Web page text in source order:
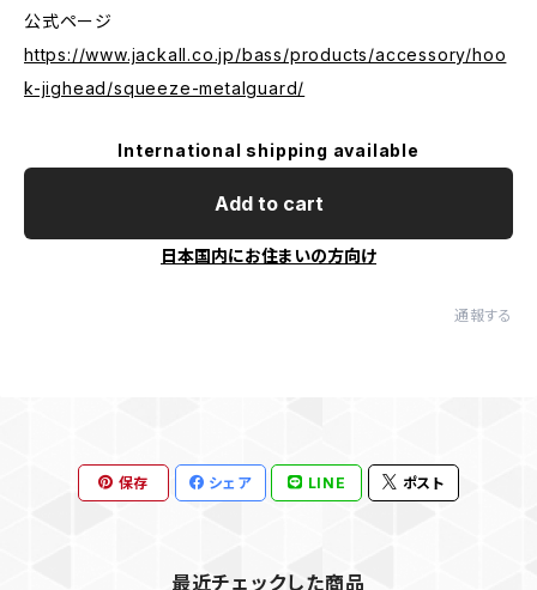
公式ページ
https://www.jackall.co.jp/bass/products/accessory/hoo
k-jighead/squeeze-metalguard/
International shipping available
Add to cart
日本国内にお住まいの方向け
通報する
保存 シェア LINE ポスト
最近チェックした商品